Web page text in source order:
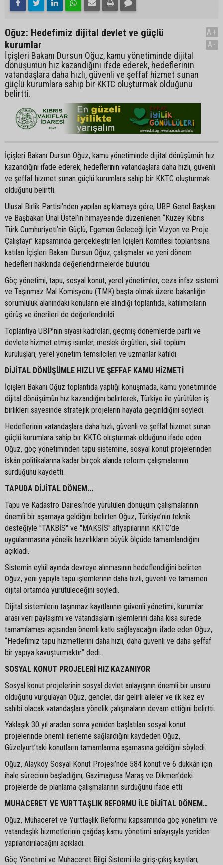
Oğuz: Hedefimiz dijital devlet ve güçlü
kurumlar
İçişleri Bakanı Dursun Oğuz, kamu yönetiminde dijital
dönüşümün hız kazandığını ifade ederek, hedeflerinin
vatandaşlara daha hızlı, güvenli ve şeffaf hizmet sunan
güçlü kurumlara sahip bir KKTC oluşturmak olduğunu
belirtti.
A+
A-
İçişleri Bakanı Dursun Oğuz, kamu yönetiminde dijital dönüşümün hız
kazandığını ifade ederek, hedeflerinin vatandaşlara daha hızlı, güvenli
ve şeffaf hizmet sunan güçlü kurumlara sahip bir KKTC oluşturmak
olduğunu belirtti.
Ulusal Birlik Partisi’nden yapılan açıklamaya göre, UBP Genel Başkanı
ve Başbakan Ünal Üstel’in himayesinde düzenlenen “Kuzey Kıbrıs
Türk Cumhuriyeti’nin Güçlü, Egemen Geleceği İçin Vizyon ve Proje
Çalıştayı” kapsamında gerçekleştirilen İçişleri Komitesi toplantısına
katılan İçişleri Bakanı Dursun Oğuz, çalışmalar ve yeni dönem
hedefleri hakkında değerlendirmelerde bulundu.
Göç yönetimi, tapu, sosyal konut, yerel yönetimler, ceza infaz sistemi
ve Taşınmaz Mal Komisyonu (TMK) başta olmak üzere bakanlığın
sorumluluk alanındaki konuların ele alındığı toplantıda, katılımcıların
görüş ve önerileri de değerlendirildi.
Toplantıya UBP’nin siyasi kadroları, geçmiş dönemlerde parti ve
devlete hizmet etmiş isimler, meslek örgütleri, sivil toplum
kuruluşları, yerel yönetim temsilcileri ve uzmanlar katıldı.
DİJİTAL DÖNÜŞÜMLE HIZLI VE ŞEFFAF KAMU HİZMETİ
İçişleri Bakanı Oğuz toplantıda yaptığı konuşmada, kamu yönetiminde
dijital dönüşümün hız kazandığını belirterek, Türkiye ile yürütülen iş
birlikleri sayesinde stratejik projelerin hayata geçirildiğini söyledi.
Hedeflerinin vatandaşlara daha hızlı, güvenli ve şeffaf hizmet sunan
güçlü kurumlara sahip bir KKTC oluşturmak olduğunu ifade eden
Oğuz, göç yönetiminden tapu sistemine, sosyal konut projelerinden
iskân politikalarına kadar birçok alanda reform çalışmalarının
sürdüğünü kaydetti.
TAPUDA DİJİTAL DÖNEM...
Tapu ve Kadastro Dairesi’nde yürütülen dönüşüm çalışmalarının
önemli bir aşamaya geldiğini belirten Oğuz, Türkiye’nin teknik
desteğiyle "TAKBİS" ve "MAKSİS" altyapılarının KKTC’de
uygulanmasına yönelik hazırlıkların büyük ölçüde tamamlandığını
açıkladı.
Sistemin eylül ayında devreye alınmasının hedeflendiğini belirten
Oğuz, yeni yapıyla tapu işlemlerinin daha hızlı, güvenli ve tamamen
dijital ortamda yürütüleceğini söyledi.
Dijital sistemlerin taşınmaz kayıtlarının güvenli yönetimi, kurumlar
arası veri paylaşımı ve vatandaşların işlemlerini daha kısa sürede
tamamlaması açısından önemli katkı sağlayacağını ifade eden Oğuz,
“Hedefimiz tapu hizmetlerini daha hızlı, daha güvenli ve daha şeffaf
bir yapıya kavuşturmaktır” dedi.
SOSYAL KONUT PROJELERİ HIZ KAZANIYOR
Sosyal konut projelerinin sosyal devlet anlayışının önemli bir unsuru
olduğunu vurgulayan Oğuz, gençler, dar gelirli aileler ve ilk kez ev
sahibi olacak vatandaşlara yönelik çalışmaların devam ettiğini belirtti.
Yaklaşık 30 yıl aradan sonra yeniden başlatılan sosyal konut
projelerinde önemli ilerleme sağlandığını kaydeden Oğuz,
Güzelyurt’taki konutların tamamlanma aşamasına geldiğini söyledi.
Oğuz, Alayköy Sosyal Konut Projesi’nde 584 konut ve 6 dükkân için
ihale sürecinin başladığını, Gazimağusa Maraş ve Dikmen’deki
projelerde de planlama çalışmalarının sürdüğünü ifade etti.
MUHACERET VE YURTTAŞLIK REFORMU İLE DİJİTAL DÖNEM…
Oğuz, Muhaceret ve Yurttaşlık Reformu kapsamında göç yönetimi ve
vatandaşlık hizmetlerinin çağdaş kamu yönetimi anlayışıyla yeniden
yapılandırılacağını açıkladı.
Göç Yönetimi ve Muhaceret Bilgi Sistemi ile giriş-çıkış kayıtları,